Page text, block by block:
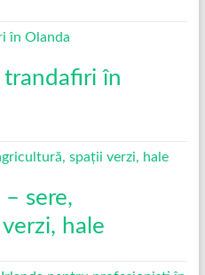
trandafiri în
sere,
hale